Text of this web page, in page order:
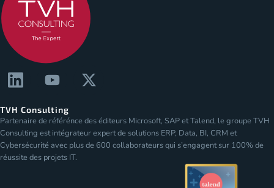
TVH Consulting
Partenaire de référénce des éditeurs Microsoft, SAP et Talend, le groupe TVH
Consulting est intégrateur expert de solutions ERP, Data, BI, CRM et
Cybersécurité avec plus de 600 collaborateurs qui s’engagent sur 100% de
réussite des projets IT.